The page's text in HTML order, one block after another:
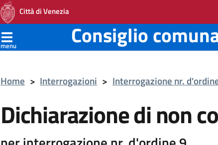
Città di Venezia
menu Consiglio
Home > Interrogazioni > Interrogazione nr.
Dichiarazione di non